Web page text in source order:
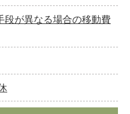
が異なる場合の移動費